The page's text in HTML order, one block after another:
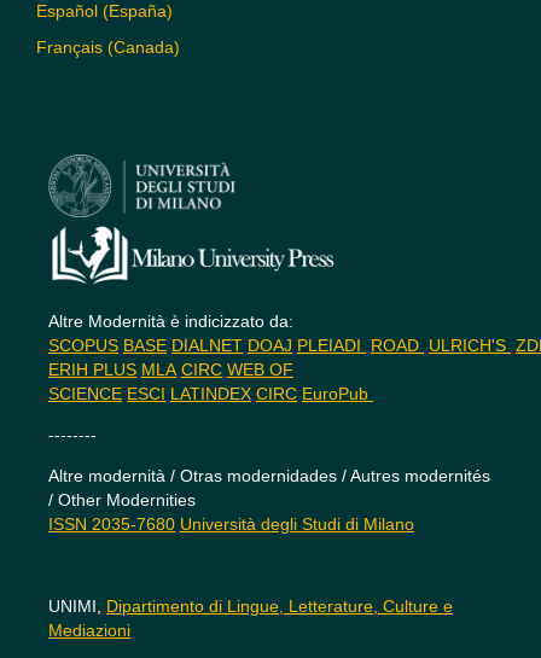
Español (España)
Français (Canada)
Altre Modernità è indicizzato da:
SCOPUS BASE DIALNET DOAJ PLEIADI ROAD ULRICH'S
ERIH PLUS MLA CIRC WEB OF
SCIENCE ESCI LATINDEX CIRC EuroPub
--------
Altre modernità / Otras modernidades / Autres modernités
/ Other Modernities
ISSN 2035-7680 Università degli Studi di Milano
UNIMI, Dipartimento di Lingue, Letterature, Culture e
Mediazioni